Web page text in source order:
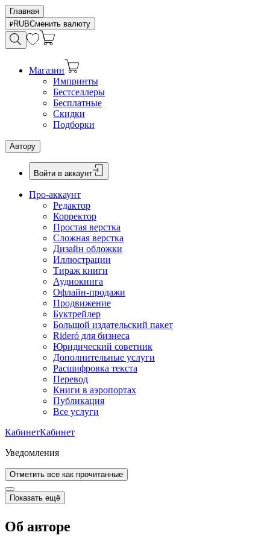
Главная
RUBСменить валюту
Магазин
Импринты
Бестселлеры
Бесплатные
Скидки
Подборки
Автору
Войти в аккаунт
Про-аккаунт
Редактор
Корректор
Простая верстка
Сложная верстка
Дизайн обложки
Иллюстрации
Тираж книги
Аудиокнига
Офлайн-продажи
Продвижение
Буктрейлер
Большой издательский пакет
Rideró для бизнеса
Юридический советник
Дополнительные услуги
Расшифровка текста
Перевод
Книги в аэропортах
Публикация
Все услуги
КабинетКабинет
Уведомления
Отметить все как прочитанные
Показать ещё
Об авторе